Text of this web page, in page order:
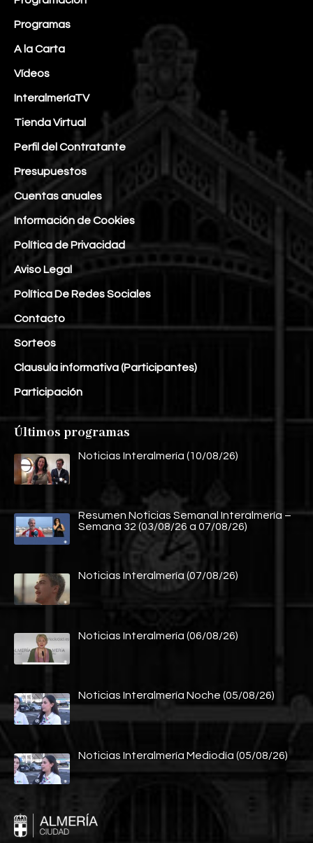
Programas
A la Carta
Vídeos
InteralmeríaTV
Tienda Virtual
Perfil del Contratante
Presupuestos
Cuentas anuales
Información de Cookies
Política de Privacidad
Aviso Legal
Política De Redes Sociales
Contacto
Sorteos
Clausula informativa (Participantes)
Participación
Últimos programas
Noticias Interalmería (10/08/26)
Resumen Noticias Semanal Interalmería –
Semana 32 (03/08/26 a 07/08/26)
Noticias Interalmería (07/08/26)
Noticias Interalmería (06/08/26)
Noticias Interalmería Noche (05/08/26)
Noticias Interalmería Mediodía (05/08/26)